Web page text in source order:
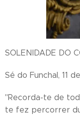
SOLENIDADE DO
Sé do Funchal, 11
"Recorda-te de
te fez percorrer